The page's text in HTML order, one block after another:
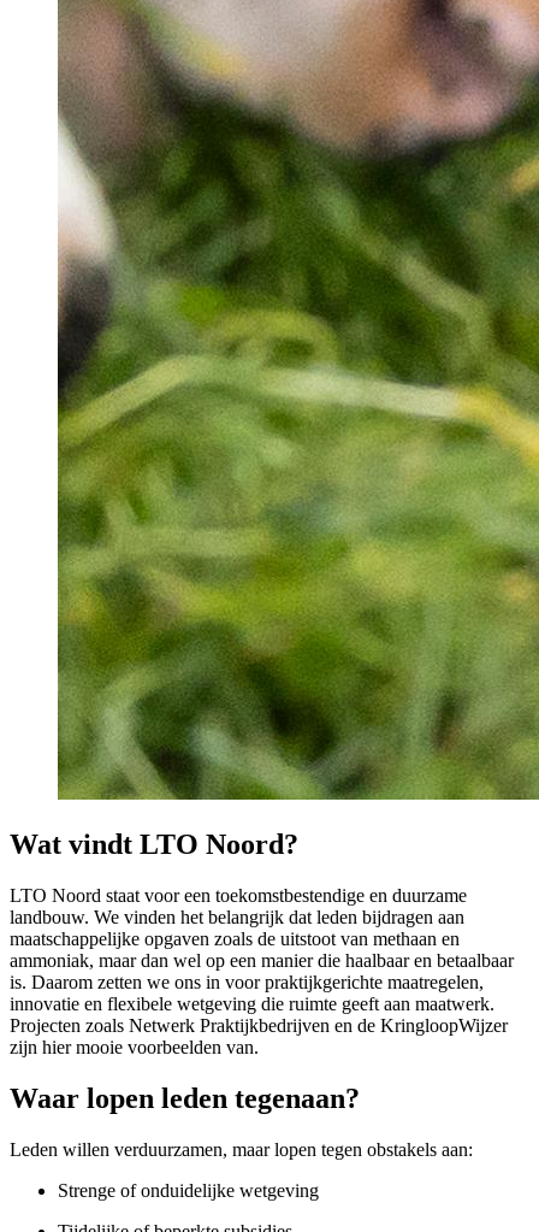
Wat vindt LTO Noord?
LTO Noord staat voor een toekomstbestendige en duurzame
landbouw. We vinden het belangrijk dat leden bijdragen aan
maatschappelijke opgaven zoals de uitstoot van methaan en
ammoniak, maar dan wel op een manier die haalbaar en betaalbaar
is. Daarom zetten we ons in voor praktijkgerichte maatregelen,
innovatie en flexibele wetgeving die ruimte geeft aan maatwerk.
Projecten zoals Netwerk Praktijkbedrijven en de KringloopWijzer
zijn hier mooie voorbeelden van.
Waar lopen leden tegenaan?
Leden willen verduurzamen, maar lopen tegen obstakels aan:
Strenge of onduidelijke wetgeving